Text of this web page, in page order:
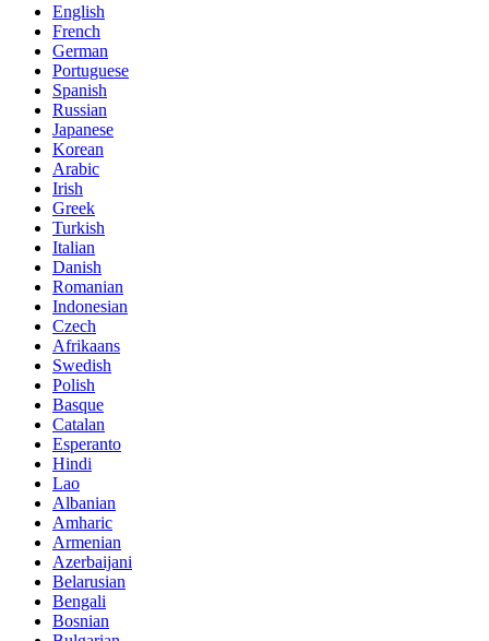
English
French
German
Portuguese
Spanish
Russian
Japanese
Korean
Arabic
Irish
Greek
Turkish
Italian
Danish
Romanian
Indonesian
Czech
Afrikaans
Swedish
Polish
Basque
Catalan
Esperanto
Hindi
Lao
Albanian
Amharic
Armenian
Azerbaijani
Belarusian
Bengali
Bosnian